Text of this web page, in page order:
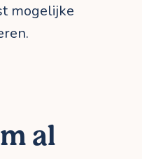
mogelijke
al